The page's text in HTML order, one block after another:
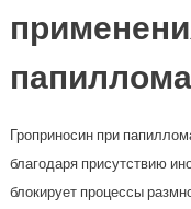
Гроприносин при
благодаря присутствию
блокирует процессы